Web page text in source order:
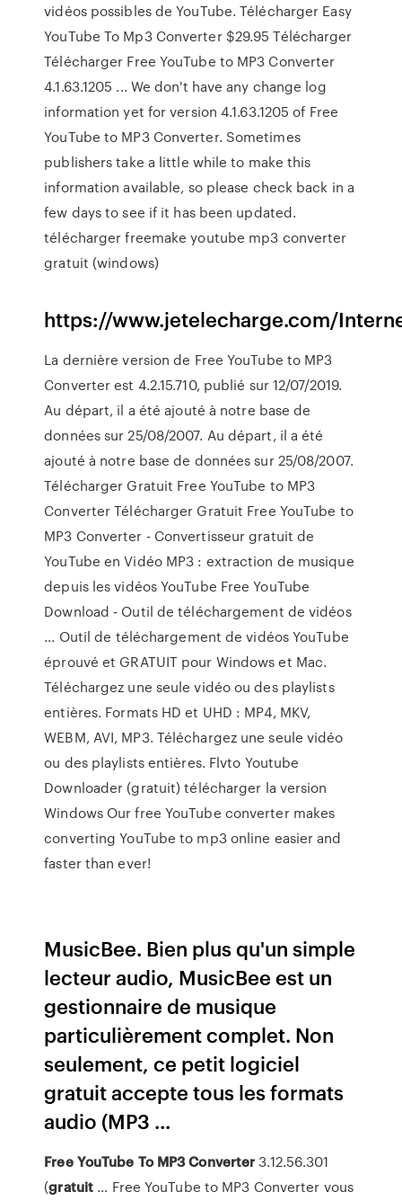
vidéos possibles de YouTube. Télécharger Easy
YouTube To Mp3 Converter $29.95 Télécharger
Télécharger Free YouTube to MP3 Converter
4.1.63.1205 ... We don't have any change log
information yet for version 4.1.63.1205 of Free
YouTube to MP3 Converter. Sometimes
publishers take a little while to make this
information available, so please check back in a
few days to see if it has been updated.
télécharger freemake youtube mp3 converter
gratuit (windows)
https://www.jetelecharge.com/
La dernière version de Free YouTube to MP3
Converter est 4.2.15.710, publié sur 12/07/2019.
Au départ, il a été ajouté à notre base de
données sur 25/08/2007. Au départ, il a été
ajouté à notre base de données sur 25/08/2007.
Télécharger Gratuit Free YouTube to MP3
Converter Télécharger Gratuit Free YouTube to
MP3 Converter - Convertisseur gratuit de
YouTube en Vidéo MP3 : extraction de musique
depuis les vidéos YouTube Free YouTube
Download - Outil de téléchargement de vidéos
... Outil de téléchargement de vidéos YouTube
éprouvé et GRATUIT pour Windows et Mac.
Téléchargez une seule vidéo ou des playlists
entières. Formats HD et UHD : MP4, MKV,
WEBM, AVI, MP3. Téléchargez une seule vidéo
ou des playlists entières. Flvto Youtube
Downloader (gratuit) télécharger la version
Windows Our free YouTube converter makes
converting YouTube to mp3 online easier and
faster than ever!
MusicBee. Bien plus qu'un simple
lecteur audio, MusicBee est un
gestionnaire de musique
particulièrement complet. Non
seulement, ce petit logiciel
gratuit accepte tous les formats
audio (MP3 ...
Free YouTube To MP3Converter3.12.56.301
(gratuit ... Free YouTube to MP3 Converter vous